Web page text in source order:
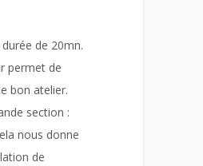
de 20mn.
permet de
bon atelier.
section :
nous donne
de